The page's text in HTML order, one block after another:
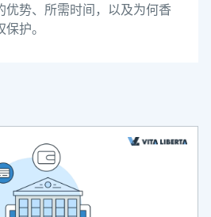
优势、所需时间，以及为何香
护。